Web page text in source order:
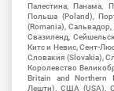
Палестина, Панама,
Польша (Poland),
(Romania),
Свазиленд,
Китс и Невис, Сент-
Словакия (Slovakia),
Королевство
Britain and Northern
Лешти), США (USA),